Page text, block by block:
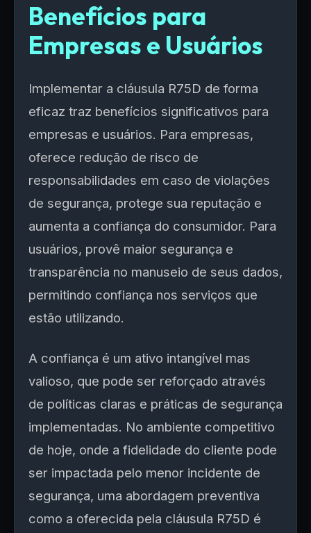
Benefícios para
Empresas e Usuários
Implementar a cláusula R75D de forma
eficaz traz benefícios significativos para
empresas e usuários. Para empresas,
oferece redução de risco de
responsabilidades em caso de violações
de segurança, protege sua reputação e
aumenta a confiança do consumidor. Para
usuários, provê maior segurança e
transparência no manuseio de seus dados,
permitindo confiança nos serviços que
estão utilizando.
A confiança é um ativo intangível mas
valioso, que pode ser reforçado através
de políticas claras e práticas de segurança
implementadas. No ambiente competitivo
de hoje, onde a fidelidade do cliente pode
ser impactada pelo menor incidente de
segurança, uma abordagem preventiva
como a oferecida pela cláusula R75D é